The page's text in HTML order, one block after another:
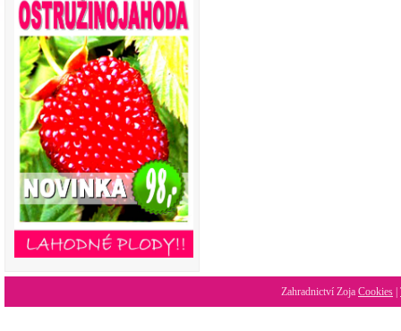
Zahradnictví Zoja Cookies